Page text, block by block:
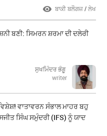
ਬਾਕੀ ਬਲੌਗਜ਼ / ਲੇਖ
ਬਣੀ: ਸਿਮਰਨ ਸ਼ਰਮਾ ਦੀ ਦਲੇਰੀ
ਸੁਖਮਿੰਦਰ ਭੰਗੂ
writer
ਵਾਤਾਵਰਨ ਸੰਭਾਲ ਮਾਹਰ ਬਹੁ
ਸਿੰਘ ਸਮੁੰਦਰੀ (IFS) ਨੂੰ ਯਾਦ